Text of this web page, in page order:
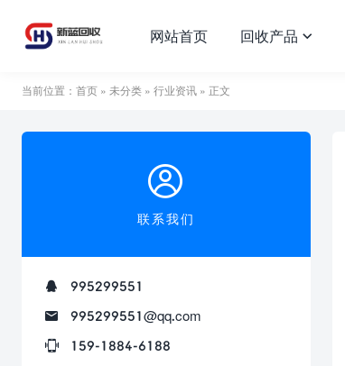
网站首页 回收产品
当前位置： 首页 » 未分类 » 行业资讯 » 正文
联系我们
995299551
995299551@qq.com
159-1884-6188